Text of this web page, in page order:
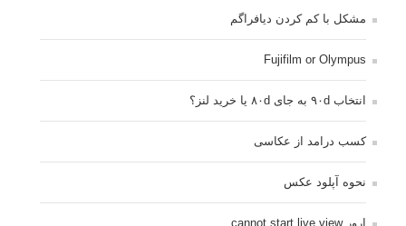
مشکل با کم کردن دیافراگم
Fujifilm or Olympus
انتخاب ۹۰d به جای ۸۰d یا خرید لنز؟
کسب درامد از عکاسی
نحوه آپلود عکس
ارور cannot start live view